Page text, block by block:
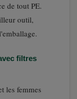
de tout PE.
outil,
filtres
les femmes